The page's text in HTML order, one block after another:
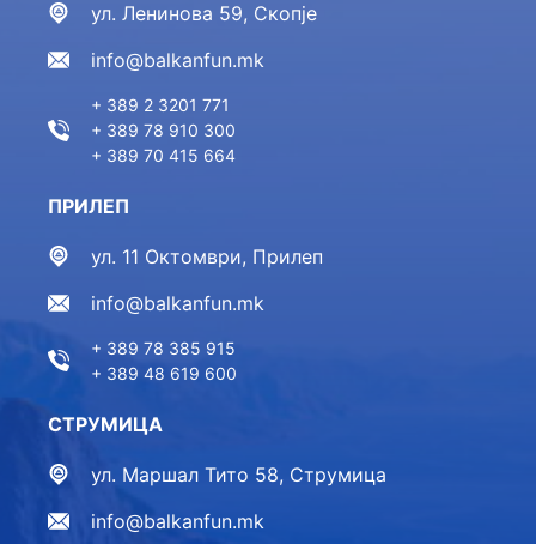
ул. Ленинова 59, Скопје
info@balkanfun.mk
+ 389 2 3201 771
+ 389 78 910 300
+ 389 70 415 664
ПРИЛЕП
ул. 11 Октомври, Прилеп
info@balkanfun.mk
+ 389 78 385 915
+ 389 48 619 600
СТРУМИЦА
ул. Маршал Тито 58, Струмица
info@balkanfun.mk